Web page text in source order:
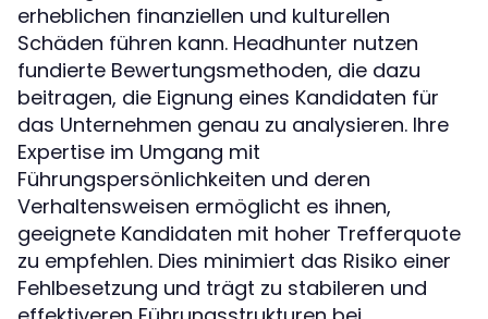
erheblichen finanziellen und kulturellen
Schäden führen kann. Headhunter nutzen
fundierte Bewertungsmethoden, die dazu
beitragen, die Eignung eines Kandidaten für
das Unternehmen genau zu analysieren. Ihre
Expertise im Umgang mit
Führungspersönlichkeiten und deren
Verhaltensweisen ermöglicht es ihnen,
geeignete Kandidaten mit hoher Trefferquote
zu empfehlen. Dies minimiert das Risiko einer
Fehlbesetzung und trägt zu stabileren und